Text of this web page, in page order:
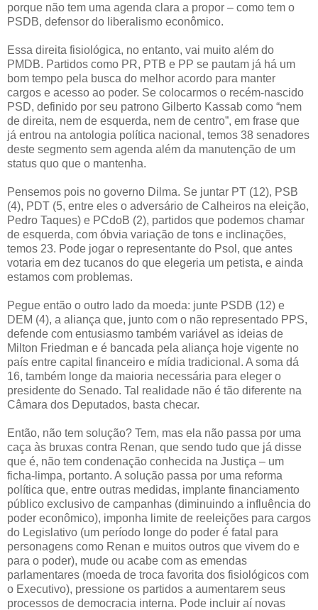
porque não tem uma agenda clara a propor – como tem o
PSDB, defensor do liberalismo econômico.
Essa direita fisiológica, no entanto, vai muito além do
PMDB. Partidos como PR, PTB e PP se pautam já há um
bom tempo pela busca do melhor acordo para manter
cargos e acesso ao poder. Se colocarmos o recém-nascido
PSD, definido por seu patrono Gilberto Kassab como “nem
de direita, nem de esquerda, nem de centro”, em frase que
já entrou na antologia política nacional, temos 38 senadores
deste segmento sem agenda além da manutenção de um
status quo que o mantenha.
Pensemos pois no governo Dilma. Se juntar PT (12), PSB
(4), PDT (5, entre eles o adversário de Calheiros na eleição,
Pedro Taques) e PCdoB (2), partidos que podemos chamar
de esquerda, com óbvia variação de tons e inclinações,
temos 23. Pode jogar o representante do Psol, que antes
votaria em dez tucanos do que elegeria um petista, e ainda
estamos com problemas.
Pegue então o outro lado da moeda: junte PSDB (12) e
DEM (4), a aliança que, junto com o não representado PPS,
defende com entusiasmo também variável as ideias de
Milton Friedman e é bancada pela aliança hoje vigente no
país entre capital financeiro e mídia tradicional. A soma dá
16, também longe da maioria necessária para eleger o
presidente do Senado. Tal realidade não é tão diferente na
Câmara dos Deputados, basta checar.
Então, não tem solução? Tem, mas ela não passa por uma
caça às bruxas contra Renan, que sendo tudo que já disse
que é, não tem condenação conhecida na Justiça – um
ficha-limpa, portanto. A solução passa por uma reforma
política que, entre outras medidas, implante financiamento
público exclusivo de campanhas (diminuindo a influência do
poder econômico), imponha limite de reeleições para cargos
do Legislativo (um período longe do poder é fatal para
personagens como Renan e muitos outros que vivem do e
para o poder), mude ou acabe com as emendas
parlamentares (moeda de troca favorita dos fisiológicos com
o Executivo), pressione os partidos a aumentarem seus
processos de democracia interna. Pode incluir aí novas